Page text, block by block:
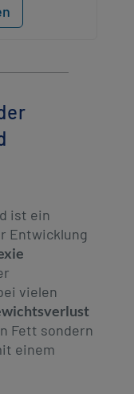
ist ein
Entwicklung
vielen
Fett sondern
einem